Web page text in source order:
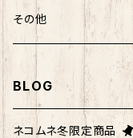
マイメロディ
けろっぴ
タキシードサム
マッチョシリーズ
もちシリーズ
旅するマメしば
楽天ゴールデンイーグ
サンリオ×ご当地ベア
むすび丸
ホヤぼーや
キティ
わさお
むすび丸
ネコムネandシバ
わさお
むすび丸
ネコムネ
むすび丸
ミニオン
わさお
靴下
ルームシューズ
パーカー・トレーナー
マグネット
クリアファイル
ステッカー
福袋
その他
トートバック
その他雑貨
BLOG
ネコムネ冬限定商品